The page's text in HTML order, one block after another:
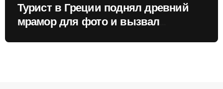
Турист в Греции поднял древний
мрамор для фото и вызвал